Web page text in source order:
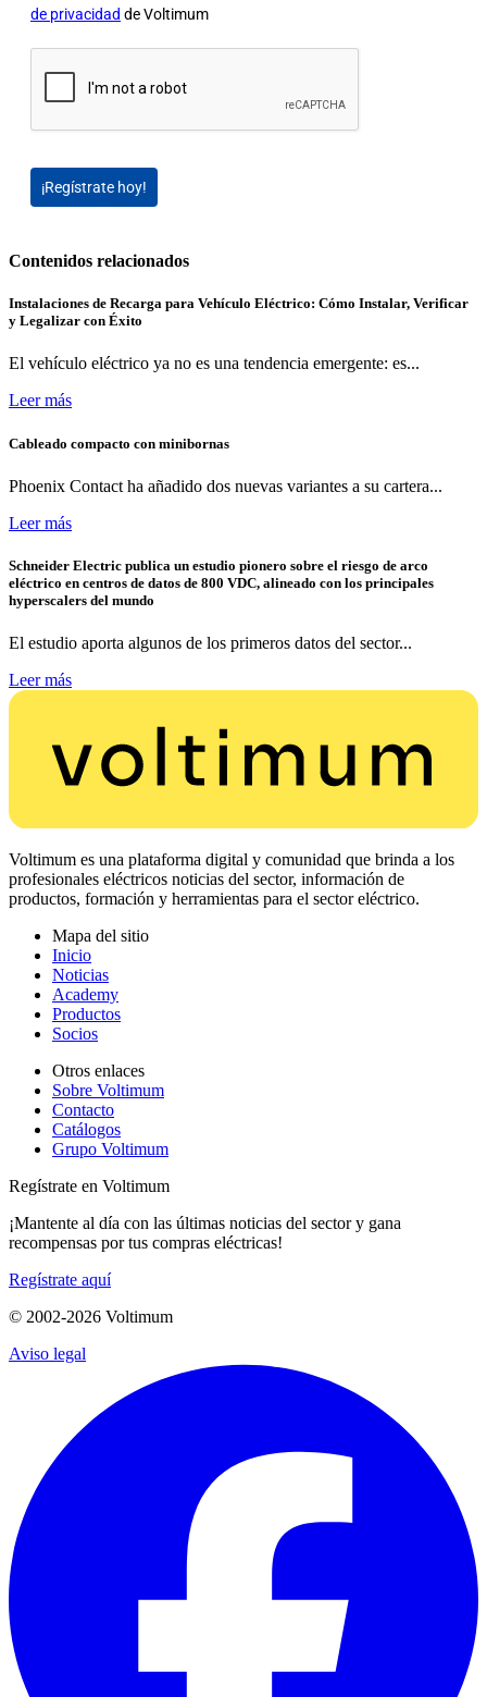
de privacidad de Voltimum
¡Regístrate hoy!
Contenidos relacionados
Instalaciones de Recarga para Vehículo Eléctrico: Cómo Instalar, Verificar
y Legalizar con Éxito
El vehículo eléctrico ya no es una tendencia emergente: es...
Leer más
Cableado compacto con minibornas
Phoenix Contact ha añadido dos nuevas variantes a su cartera...
Leer más
Schneider Electric publica un estudio pionero sobre el riesgo de arco
eléctrico en centros de datos de 800 VDC, alineado con los principales
hyperscalers del mundo
El estudio aporta algunos de los primeros datos del sector...
Leer más
Voltimum es una plataforma digital y comunidad que brinda a los
profesionales eléctricos noticias del sector, información de
productos, formación y herramientas para el sector eléctrico.
Mapa del sitio
Inicio
Noticias
Academy
Productos
Socios
Otros enlaces
Sobre Voltimum
Contacto
Catálogos
Grupo Voltimum
Regístrate en Voltimum
¡Mantente al día con las últimas noticias del sector y gana
recompensas por tus compras eléctricas!
Regístrate aquí
© 2002-2026 Voltimum
Aviso legal